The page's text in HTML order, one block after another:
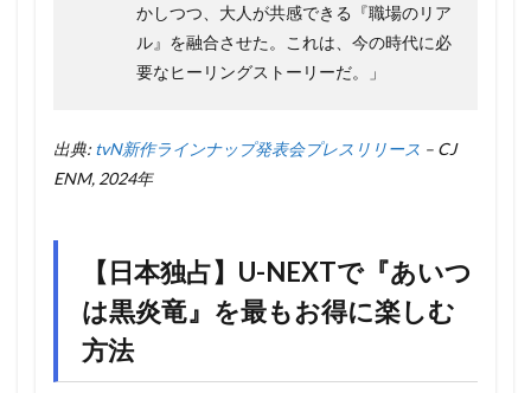
かしつつ、大人が共感できる『職場のリア
ル』を融合させた。これは、今の時代に必
要なヒーリングストーリーだ。」
出典: tvN新作ラインナップ発表会プレスリリース – CJ
ENM, 2024年
【日本独占】U-NEXTで『あいつ
は黒炎竜』を最もお得に楽しむ
方法